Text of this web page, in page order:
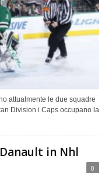
attualmente le due squadre
Division i Caps occupano la
in Nhl
0